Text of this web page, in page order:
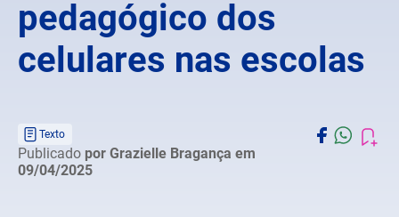
pedagógico dos
celulares nas escolas
Texto
Publicado por Grazielle Bragança em
09/04/2025